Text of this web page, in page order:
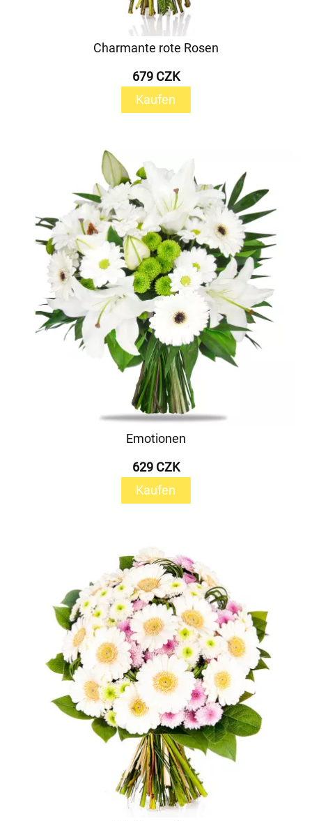
Charmante rote Rosen
679 CZK
Kaufen
Emotionen
629 CZK
Kaufen